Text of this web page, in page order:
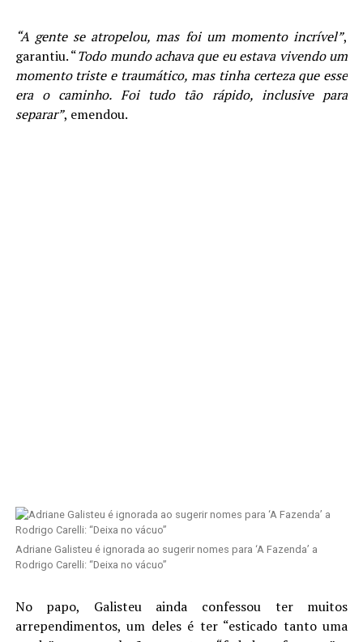
“A gente se atropelou, mas foi um momento incrível”,
garantiu. “Todo mundo achava que eu estava vivendo um
momento triste e traumático, mas tinha certeza que esse
era o caminho. Foi tudo tão rápido, inclusive para
separar”, emendou.
Adriane Galisteu é ignorada ao sugerir nomes para ‘A Fazenda’ a
Rodrigo Carelli: “Deixa no vácuo”
No papo, Galisteu ainda confessou ter muitos
arrependimentos, um deles é ter “esticado tanto uma